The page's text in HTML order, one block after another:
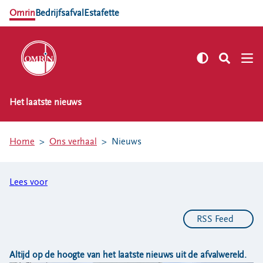
OmrinBedrijfsafval Estafette
NL EN
Afval scheiden
Afval aanmelden
Het laatste nieuws
Home Ons verhaal Nieuws
Lees voor
RSS Feed
Altijd op de hoogte van het laatste nieuws uit de afvalwereld.